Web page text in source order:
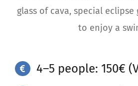
glass of cava, special eclipse
to enjoy a
4–5 people: 150€